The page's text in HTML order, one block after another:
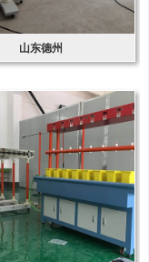
山东德州